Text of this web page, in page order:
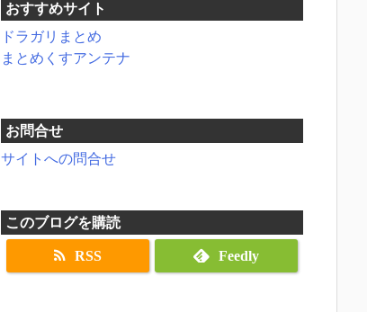
おすすめサイト
ドラガリまとめ
まとめくすアンテナ
お問合せ
サイトへの問合せ
このブログを購読
RSS Feedly